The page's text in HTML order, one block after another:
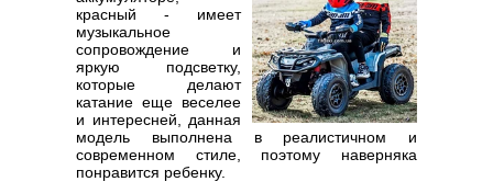
красный - имеет
музыкальное
сопровождение и
яркую подсветку,
которые делают
катание еще веселее
и интересней, данная
модель выполнена в реалистичном и
современном стиле, поэтому наверняка
понравится ребенку.